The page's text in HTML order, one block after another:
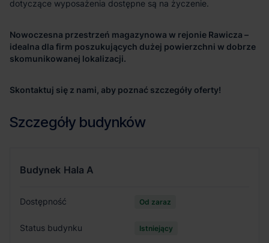
dotyczące wyposażenia dostępne są na życzenie.
Nowoczesna przestrzeń magazynowa w rejonie Rawicza –
idealna dla firm poszukujących dużej powierzchni w dobrze
skomunikowanej lokalizacji.
Skontaktuj się z nami, aby poznać szczegóły oferty!
Szczegóły budynków
Budynek Hala A
Dostępność Od zaraz
Status budynku Istniejący